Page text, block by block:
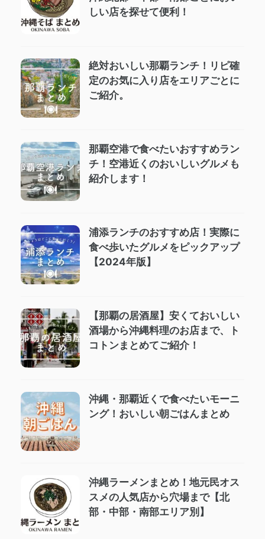
しい店を探せて便利！
絶対おいしい那覇ランチ！リピ確
定のお気に入り店をエリアごとに
ご紹介。
那覇空港で食べたいおすすめラン
チ！空港近くのおいしいグルメも
紹介します！
浦添ランチのおすすめ店！実際に
食べ歩いたグルメをピックアップ
【2024年版】
【那覇の居酒屋】安くておいしい
酒場から沖縄料理のお店まで、ト
コトンまとめてご紹介！
沖縄・那覇近くで食べたいモーニ
ング！おいしい朝ごはんまとめ
沖縄ラーメンまとめ！地元民オス
スメの人気店から穴場まで【北
部・中部・南部エリア別】